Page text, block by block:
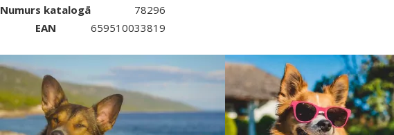
Numurs katalogā
78296
EAN
659510033819